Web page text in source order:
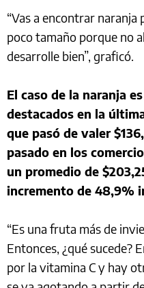
“Vas a encontrar naranja
poco tamaño porque no
desarrolle bien”, graficó.
El caso de la naranja
destacados en la
que pasó de valer
pasado en los
un promedio de
incremento de 48,9%
“Es una fruta más de
Entonces, ¿qué sucede?
por la vitamina C y hay